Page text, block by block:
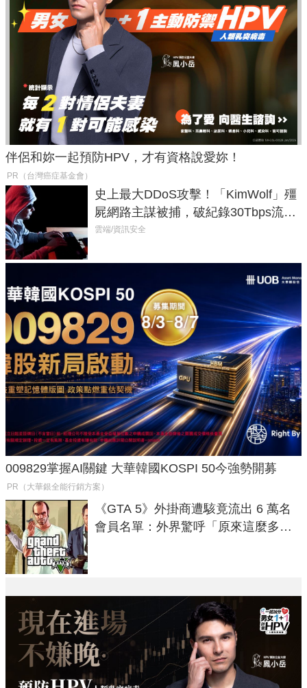
伴侶和妳一起預防HPV，才有資格說愛妳！
PR（台灣癌症基金會）
史上最大DDoS攻擊！「KimWolf」殭
屍網路主謀被捕，破紀錄30Tbps流量
癱瘓全球！
雲端/資訊安全
009829掌握AI關鍵 大華韓國KOSPI 50今強勢開募
PR（大華銀全能行銷方案）
《GTA 5》外掛商遭駭竟流出 6 萬名
會員名單：外界驚呼「原來這麼多人